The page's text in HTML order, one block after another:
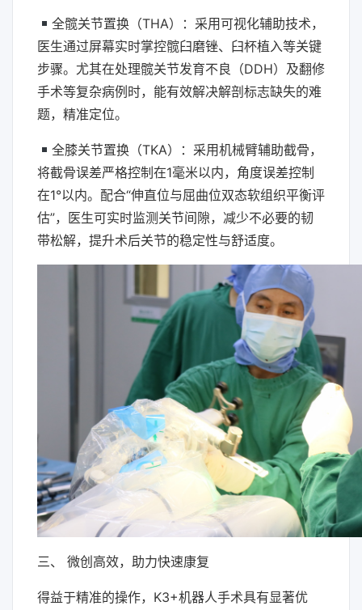
全髋关节置换（THA）：采用可视化辅助技术，
医生通过屏幕实时掌控髋臼磨锉、臼杯植入等关键
步骤。尤其在处理髋关节发育不良（DDH）及翻修
手术等复杂病例时，能有效解决解剖标志缺失的难
题，精准定位。
全膝关节置换（TKA）：采用机械臂辅助截骨，
将截骨误差严格控制在1毫米以内，角度误差控制
在1°以内。配合“伸直位与屈曲位双态软组织平衡评
估”，医生可实时监测关节间隙，减少不必要的韧
带松解，提升术后关节的稳定性与舒适度。
三、 微创高效，助力快速康复
得益于精准的操作，K3+机器人手术具有显著优